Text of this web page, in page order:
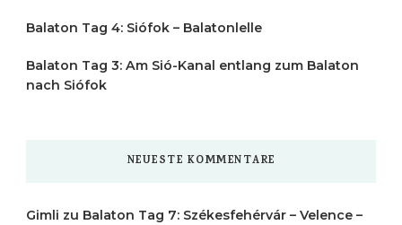
Balaton Tag 4: Siófok – Balatonlelle
Balaton Tag 3: Am Sió-Kanal entlang zum Balaton
nach Siófok
NEUESTE KOMMENTARE
Gimli zu Balaton Tag 7: Székesfehérvár – Velence –